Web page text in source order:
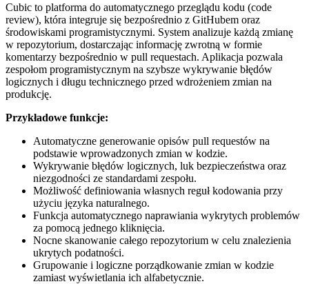
Cubic to platforma do automatycznego przeglądu kodu (code
review), która integruje się bezpośrednio z GitHubem oraz
środowiskami programistycznymi. System analizuje każdą zmianę
w repozytorium, dostarczając informację zwrotną w formie
komentarzy bezpośrednio w pull requestach. Aplikacja pozwala
zespołom programistycznym na szybsze wykrywanie błędów
logicznych i długu technicznego przed wdrożeniem zmian na
produkcję.
Przykładowe funkcje:
Automatyczne generowanie opisów pull requestów na
podstawie wprowadzonych zmian w kodzie.
Wykrywanie błędów logicznych, luk bezpieczeństwa oraz
niezgodności ze standardami zespołu.
Możliwość definiowania własnych reguł kodowania przy
użyciu języka naturalnego.
Funkcja automatycznego naprawiania wykrytych problemów
za pomocą jednego kliknięcia.
Nocne skanowanie całego repozytorium w celu znalezienia
ukrytych podatności.
Grupowanie i logiczne porządkowanie zmian w kodzie
zamiast wyświetlania ich alfabetycznie.